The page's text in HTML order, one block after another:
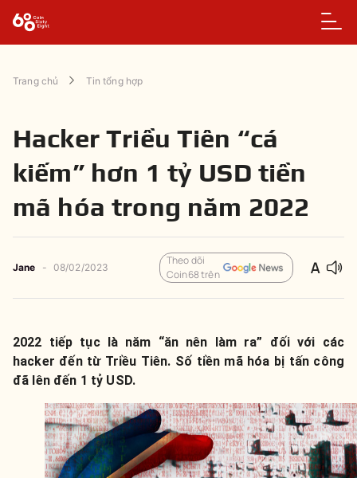
Trang chủ Tin tổng hợp
Hacker Triều Tiên “cá
kiếm” hơn 1 tỷ USD tiền
mã hóa trong năm 2022
Jane - 08/02/2023
Theo dõi
Coin68 trên
2022 tiếp tục là năm “ăn nên làm ra” đối với các
hacker đến từ Triều Tiên. Số tiền mã hóa bị tấn công
đã lên đến 1 tỷ USD.